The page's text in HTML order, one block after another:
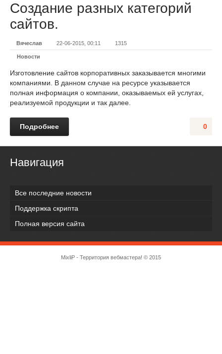
Создание разных категорий
сайтов.
Вячеслав 22-06-2015, 00:11 1315
Новости
Изготовление сайтов корпоративных заказывается многими
компаниями. В данном случае на ресурсе указывается
полная информация о компании, оказываемых ей услугах,
реализуемой продукции и так далее.
0
Подробнее
Навигация
Все последние новости
Поддержка скрипта
Полная версия сайта
MixliP - Территория вебмастера! © 2015